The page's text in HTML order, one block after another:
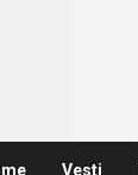
Vesti